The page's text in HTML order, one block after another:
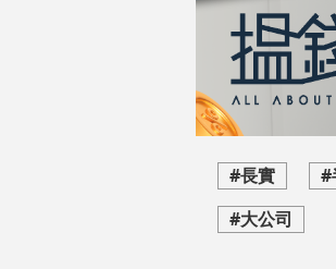
#長實 #
#大公司